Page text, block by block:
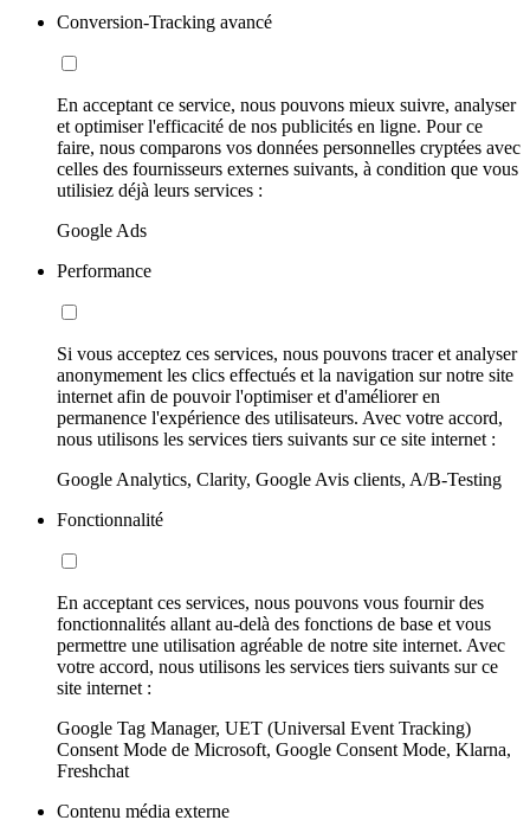
Conversion-Tracking avancé
En acceptant ce service, nous pouvons mieux suivre, analyser
et optimiser l'efficacité de nos publicités en ligne. Pour ce
faire, nous comparons vos données personnelles cryptées avec
celles des fournisseurs externes suivants, à condition que vous
utilisiez déjà leurs services :
Google Ads
Performance
Si vous acceptez ces services, nous pouvons tracer et analyser
anonymement les clics effectués et la navigation sur notre site
internet afin de pouvoir l'optimiser et d'améliorer en
permanence l'expérience des utilisateurs. Avec votre accord,
nous utilisons les services tiers suivants sur ce site internet :
Google Analytics, Clarity, Google Avis clients, A/B-Testing
Fonctionnalité
En acceptant ces services, nous pouvons vous fournir des
fonctionnalités allant au-delà des fonctions de base et vous
permettre une utilisation agréable de notre site internet. Avec
votre accord, nous utilisons les services tiers suivants sur ce
site internet :
Google Tag Manager, UET (Universal Event Tracking)
Consent Mode de Microsoft, Google Consent Mode, Klarna,
Freshchat
Contenu média externe